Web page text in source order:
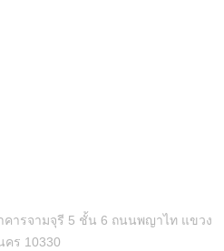
คารจามจุรี 5 ชั้น 6 ถนนพญาไท แขวง
คร 10330